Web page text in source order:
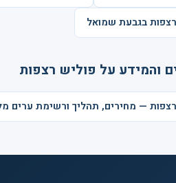
בגבעת שמואל
והמידע על פוליש רצפות
— מחירים, תהליך ורשימת ערים